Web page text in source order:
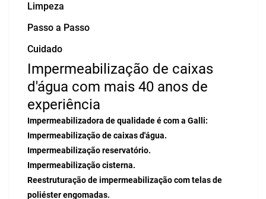
Limpeza
Passo a Passo
Cuidado
Impermeabilização de caixas
d'água com mais 40 anos de
experiência
Impermeabilizadora de qualidade é com a Galli:
Impermeabilização de caixas d'água.
Impermeabilização reservatório.
Impermeabilização cisterna.
Reestruturação de impermeabilização com telas de
poliéster engomadas.